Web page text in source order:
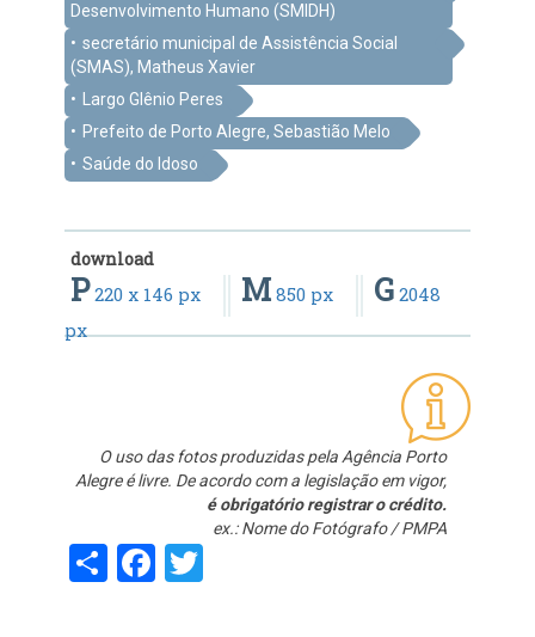
Desenvolvimento Humano (SMIDH)
secretário municipal de Assistência Social
(SMAS), Matheus Xavier
Largo Glênio Peres
Prefeito de Porto Alegre, Sebastião Melo
Saúde do Idoso
download
P220 x 146 px M 850 px G 2048
px
O uso das fotos produzidas pela Agência Porto
Alegre é livre. De acordo com a legislação em vigor,
é obrigatório registrar o crédito.
ex.: Nome do Fotógrafo / PMPA
ShareFacebook